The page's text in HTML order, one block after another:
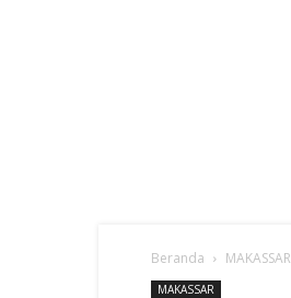
Beranda MAKASSAR
MAKASSAR